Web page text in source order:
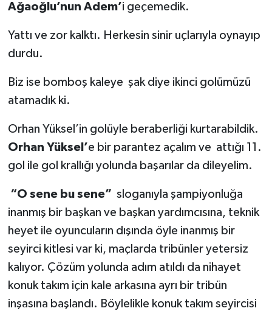
Ağaoğlu’nun Adem’i geçemedik.
Yattı ve zor kalktı. Herkesin sinir uçlarıyla oynayıp
durdu.
Biz ise bomboş kaleye şak diye ikinci golümüzü
atamadık ki.
Orhan Yüksel’in golüyle beraberliği kurtarabildik.
Orhan Yüksel’e bir parantez açalım ve attığı 11.
gol ile gol krallığı yolunda başarılar da dileyelim.
“O sene bu sene” sloganıyla şampiyonluğa
inanmış bir başkan ve başkan yardımcısına, teknik
heyet ile oyuncuların dışında öyle inanmış bir
seyirci kitlesi var ki, maçlarda tribünler yetersiz
kalıyor. Çözüm yolunda adım atıldı da nihayet
konuk takım için kale arkasına ayrı bir tribün
inşasına başlandı. Böylelikle konuk takım seyircisi